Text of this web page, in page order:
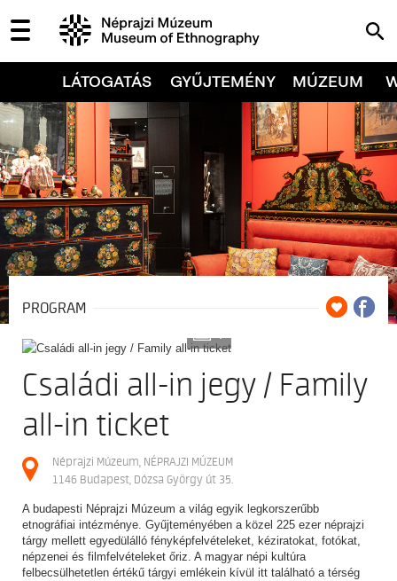
LÁTOGATÁS GYŰJTEMÉNY MÚZEUM
PROGRAM
7
Családi all-in jegy / Family
all-in ticket
Néprajzi Múzeum, NÉPRAJZI MÚZEUM
1146 Budapest, Dózsa György út 35.
A budapesti Néprajzi Múzeum a világ egyik legkorszerűbb
etnográfiai intézménye. Gyűjteményében a közel 225 ezer néprajzi
tárgy mellett egyedülálló fényképfelvételeket, kéziratokat, fotókat,
népzenei és filmfelvételeket őriz. A magyar népi kultúra
felbecsülhetetlen értékű tárgyi emlékein kívül itt található a térség